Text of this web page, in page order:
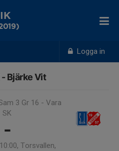
Logga in
- Bjärke Vit
3 Gr 16 - Vara
SK
-
Torsvallen,